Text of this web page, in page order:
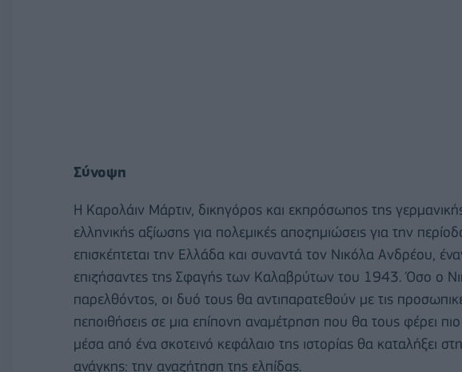
Σύνοψη
Η Καρολάιν Μάρτιν, δικηγόρος και εκπρόσωπος της
ελληνικής αξίωσης για πολεμικές αποζημιώσεις για την
επισκέπτεται την Ελλάδα και συναντά τον Νικόλα Ανδρέου,
επιζήσαντες της Σφαγής των Καλαβρύτων του 1943. Όσο ο
παρελθόντος, οι δυό τους θα αντιπαρατεθούν με τις
πεποιθήσεις σε μια επίπονη αναμέτρηση που θα τους φέρει
μέσα από ένα σκοτεινό κεφάλαιο της ιστορίας θα καταλήξει
ανάγκης: την αναζήτηση της ελπίδας.